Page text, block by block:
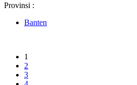
Provinsi :
Banten
1
2
3